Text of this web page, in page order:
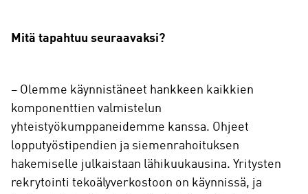
Mitä tapahtuu seuraavaksi?
– Olemme käynnistäneet hankkeen kaikkien
komponenttien valmistelun
yhteistyökumppaneidemme kanssa. Ohjeet
lopputyöstipendien ja siemenrahoituksen
hakemiselle julkaistaan lähikuukausina. Yritysten
rekrytointi tekoälyverkostoon on käynnissä, ja